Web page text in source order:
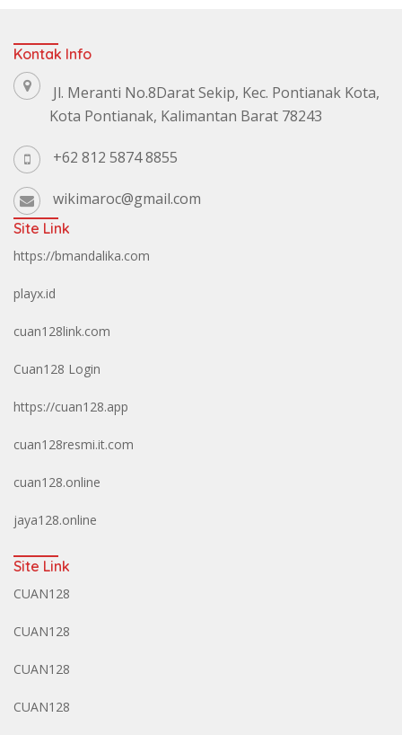
Kontak Info
Jl. Meranti No.8Darat Sekip, Kec. Pontianak Kota,
Kota Pontianak, Kalimantan Barat 78243
+62 812 5874 8855
wikimaroc@gmail.com
Site Link
https://bmandalika.com
playx.id
cuan128link.com
Cuan128 Login
https://cuan128.app
cuan128resmi.it.com
cuan128.online
jaya128.online
Site Link
CUAN128
CUAN128
CUAN128
CUAN128